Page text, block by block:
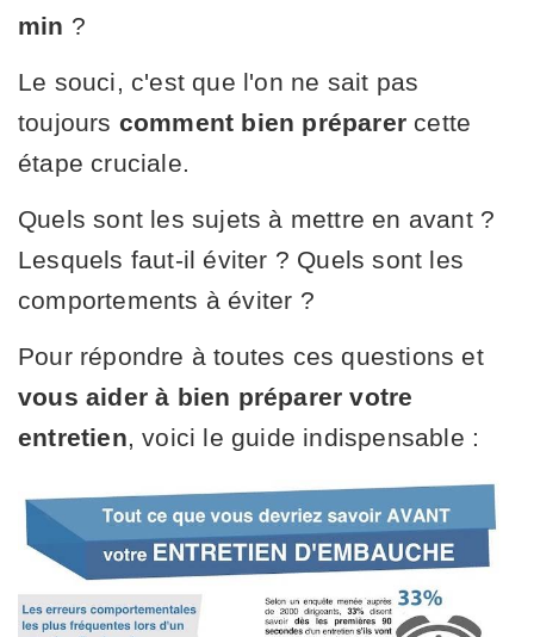
min ?
Le souci, c'est que l'on ne sait pas
toujours comment bien préparer cette
étape cruciale.
Quels sont les sujets à mettre en avant ?
Lesquels faut-il éviter ? Quels sont les
comportements à éviter ?
Pour répondre à toutes ces questions et
vous aider à bien préparer votre
entretien , voici le guide indispensable :